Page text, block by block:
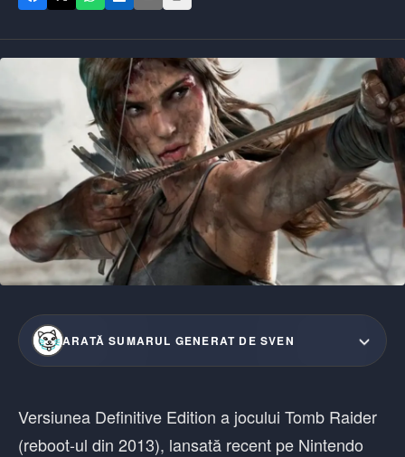
ARATĂ SUMARUL GENERAT DE SVEN
Versiunea Definitive Edition a jocului Tomb Raider
(reboot-ul din 2013), lansată recent pe Nintendo